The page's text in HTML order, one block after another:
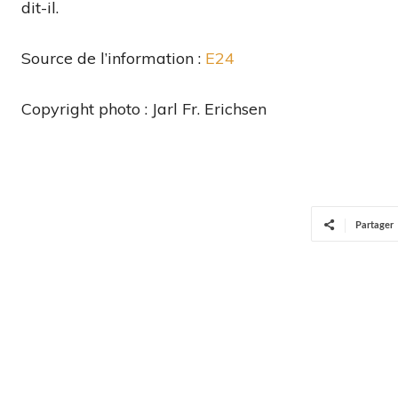
dit-il.
Source de l’information : E24
Copyright photo : Jarl Fr. Erichsen
Partager